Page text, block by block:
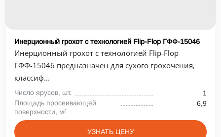
Инерционный грохот с технологией Flip-Flop ГФФ-15046
Инерционный грохот с технологией Flip-Flop
ГФФ-15046 предназначен для сухого грохочения,
классиф...
Число ярусов, шт.
1
Площадь просеивающей
поверхности, м²
6,9
УЗНАТЬ ЦЕНУ